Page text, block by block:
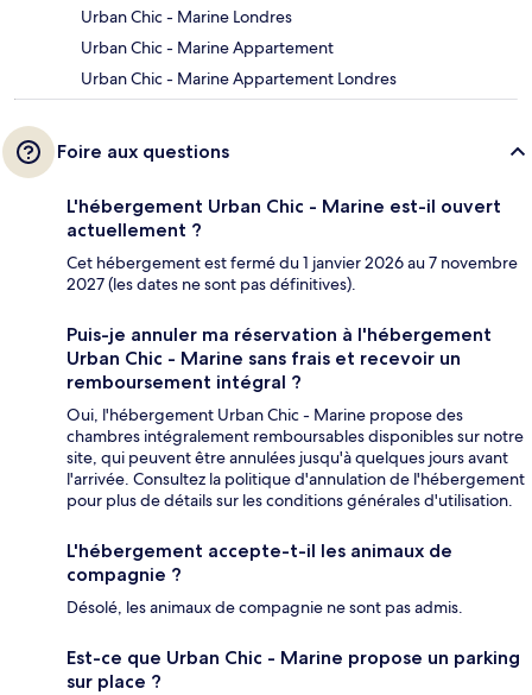
Urban Chic - Marine Londres
Urban Chic - Marine Appartement
Urban Chic - Marine Appartement Londres
Foire aux questions
L'hébergement Urban Chic - Marine est-il ouvert
actuellement ?
Cet hébergement est fermé du 1 janvier 2026 au 7 novembre
2027 (les dates ne sont pas définitives).
Puis-je annuler ma réservation à l'hébergement
Urban Chic - Marine sans frais et recevoir un
remboursement intégral ?
Oui, l'hébergement Urban Chic - Marine propose des
chambres intégralement remboursables disponibles sur notre
site, qui peuvent être annulées jusqu'à quelques jours avant
l'arrivée. Consultez la politique d'annulation de l'hébergement
pour plus de détails sur les conditions générales d'utilisation.
L'hébergement accepte-t-il les animaux de
compagnie ?
Désolé, les animaux de compagnie ne sont pas admis.
Est-ce que Urban Chic - Marine propose un parking
sur place ?